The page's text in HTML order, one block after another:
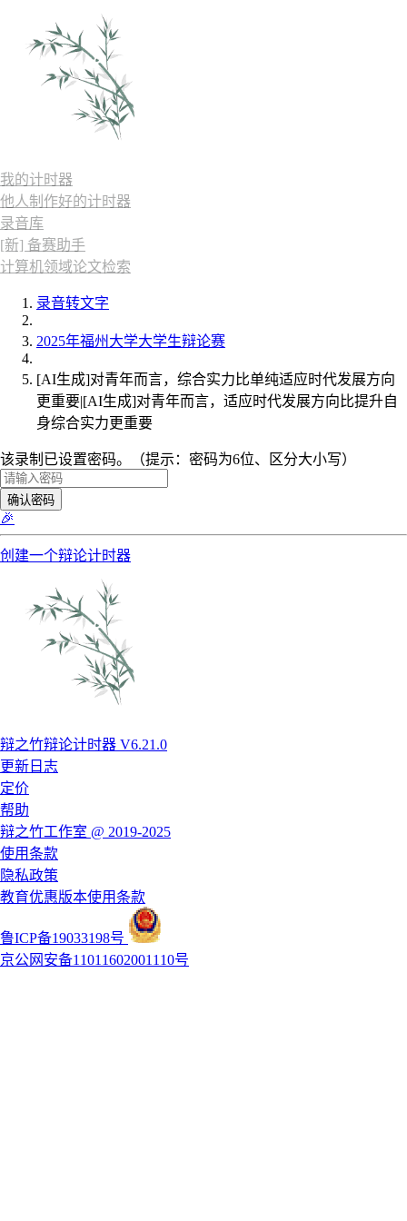
我的计时器
他人制作好的计时器
录音库
[新] 备赛助手
计算机领域论文检索
录音转文字
2025年福州大学大学生辩论赛
[AI生成]对青年而言，综合实力比单纯适应时代发展方向
更重要|[AI生成]对青年而言，适应时代发展方向比提升自
身综合实力更重要
该录制已设置密码。（提示：密码为6位、区分大小写）
确认密码
🎉
创建一个辩论计时器
辩之竹辩论计时器 V6.21.0
更新日志
定价
帮助
辩之竹工作室 @ 2019-2025
使用条款
隐私政策
教育优惠版本使用条款
鲁ICP备19033198号
京公网安备11011602001110号